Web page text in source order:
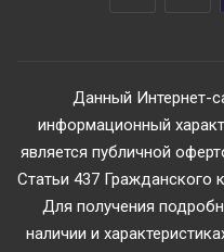
Данный Интернет-
информационный
является публичной
Статьи 437 Гражданского
Для получения
наличии и